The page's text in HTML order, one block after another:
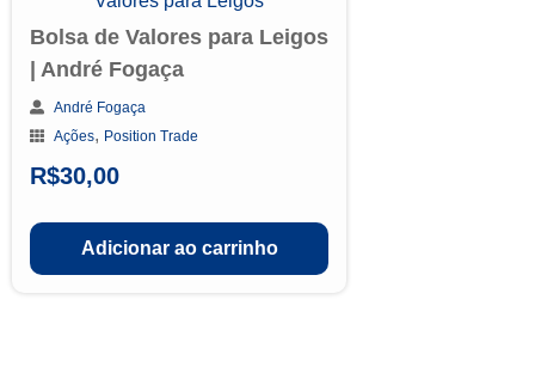
Bolsa de Valores para Leigos
| André Fogaça
André Fogaça
Ações, Position Trade
R$30,00
Adicionar ao carrinho